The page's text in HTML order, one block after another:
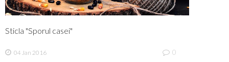
Sticla "Sporul casei"
04 Jan 2016 0